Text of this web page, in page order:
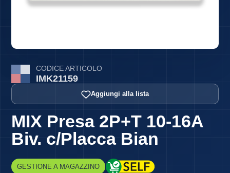
CODICE ARTICOLO
IMK21159
Aggiungi alla lista
MIX Presa 2P+T 10-16A
Biv. c/Placca Bian
GESTIONE A MAGAZZINO